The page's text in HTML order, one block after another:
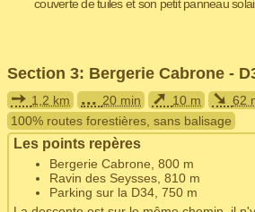
couverte de tuiles et son petit panneau
Section 3: Bergerie Cabrone -
➙ 1,2 km ... 20 min ➚ 10 m ➘ 62
100% routes forestières, sans balisage
Les points repères
Bergerie Cabrone, 800 m
Ravin des Seysses, 810 m
Parking sur la D34, 750 m